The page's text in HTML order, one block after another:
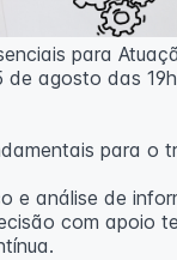
para
de agosto das
para o
e análise de
com apoio